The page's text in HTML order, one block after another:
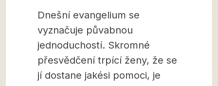
Dnešní evangelium se
vyznačuje půvabnou
jednoduchostí. Skromné
přesvědčení trpící ženy, že se
jí dostane jakési pomoci, je